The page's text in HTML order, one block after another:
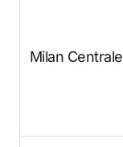
Milan Centrale